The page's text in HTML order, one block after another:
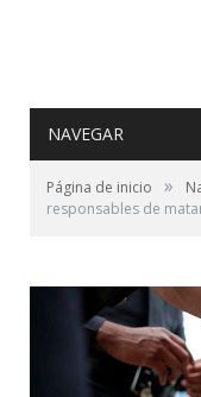
NAVEGAR
Página de inicio »
responsables de